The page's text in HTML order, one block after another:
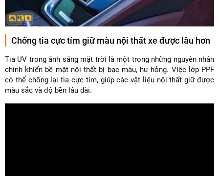
Chống tia cực tím giữ màu nội thất xe được lâu hơn
Tia UV trong ánh sáng mặt trời là một trong những nguyên nhân
chính khiến bề mặt nội thất bị bạc màu, hư hỏng. Việc lớp PPF
có thể chống lại tia cực tím, giúp các vật liệu nội thất giữ được
màu sắc và độ bền lâu dài.